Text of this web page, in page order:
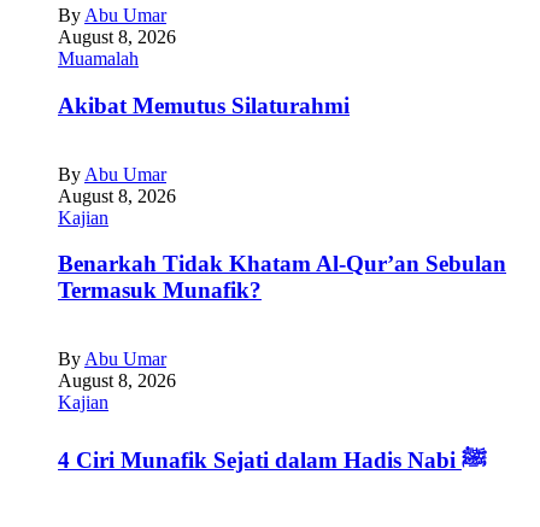
By Abu Umar
August 8, 2026
Muamalah
Akibat Memutus Silaturahmi
By Abu Umar
August 8, 2026
Kajian
Benarkah Tidak Khatam Al-Qur’an Sebulan
Termasuk Munafik?
By Abu Umar
August 8, 2026
Kajian
4 Ciri Munafik Sejati dalam Hadis Nabi ﷺ